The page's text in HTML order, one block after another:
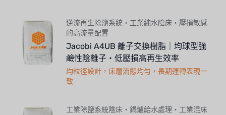
逆流再生除鹽系統・工業純水陰床・壓損敏感
的高流量配置
Jacobi A4UB 離子交換樹脂｜均球型強
鹼性陰離子・低壓損高再生效率
均粒徑設計，床層流態均勻，長期運轉表現一
致
工業除鹽系統陰床・鍋爐給水處理・工業混床